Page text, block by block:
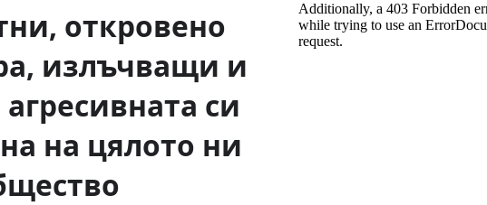
откровено
излъчващи и
си
на цялото ни